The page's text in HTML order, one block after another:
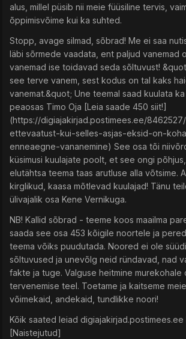
alus, millel püsib nii meie füüsiline tervis,
õppimisvõime kui ka suhted.
Stopp, avage silmad, sõbrad! Me ei saa
läbi sõrmede vaadata, ent paljud vanemad
vanemad ise toidavad seda sõltuvust!
see terve vanem, sest kodus on tal kaks
vanemat.&quot; Une teemal saad kuulata
peaosas Timo Oja [Leia saade 450 siit!]
(https://digiajakirjad.postimees.ee/
ettevaatust-kui-selles-asjas-eksid-on-
enneaegne-vananemine) See osa tõi
küsimusi kuulajate poolt, et see ongi
elutähtsa teema taas arutluse alla võtsime.
kirglikud, kaasa mõtlevad kuulajad! Tänu
ülivajalik osa Kene Vernikuga.
NB! Kallid sõbrad - teeme koos maailma
saada see osa 453 kõigile noortele ja
teema võiks puudutada. Noored ei ole
sõltuvused ja unevõlg neid ründavad, nad
fakte ja tuge. Valguse heitmine murekohale
tervenemise teel. Toetame ja kaitseme
võimekaid, andekaid, tundlikke noori!
Kõik saated leiad
[Naistejutud]